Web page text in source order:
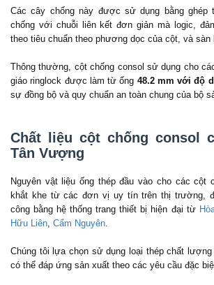
Các cây chống này được sử dụng bằng
chống với chuỗi liên kết đơn giản mà logic,
theo tiêu chuẩn theo phương dọc của cột, và sàn
Thông thường, cột chống consol sử dụng cho
giáo ringlock được làm từ ống 48.2 mm với độ
sự đồng bộ và quy chuẩn an toàn chung của bộ
Chất liệu cột chống consol
Tân Vượng
Nguyên vật liệu ống thép đầu vào cho các cột
khắt khe từ các đơn vị uy tín trên thị trường,
công bằng hệ thống trang thiết bị hiện đại từ
Hữu Liên, Cẩm Nguyên.
Chúng tôi lựa chọn sử dụng loại thép chất lượng
có thể đáp ứng sản xuất theo các yêu cầu đặc